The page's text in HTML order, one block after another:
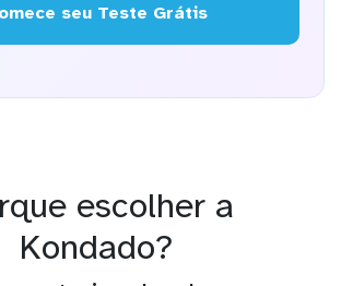
seu Teste Grátis
escolher a
Kondado?